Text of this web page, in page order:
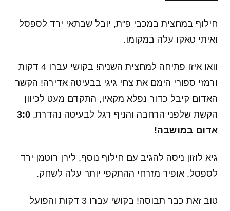
חילוף במחצית במכבי פ"ת, יובל שבתאי ירד לספסל
ואיתי טאקו עלה במקומו.
וואו איזו פתיחה למחצית השניה! בקושי עברו 4 דקות
ורמזי ספורי הימם את צחי גיגי בבעיטה אדירה! הקשר
האדום קיבל כדור נפלא מקאיו, התקדם מעט לכיוון
הקשת שלפני הרחבה והניף רגל לבעיטה נהדרת, 3:0
אדום במושבה!
גיא לוזון ניסה להגיב עם חילוף נוסף, לירן רוטמן ירד
לספסל, אופיר מזרחי ההתקפי יותר עלה לשחק.
טוב זאת כבר תבוסה! בקושי עברו 3 דקות והפועל